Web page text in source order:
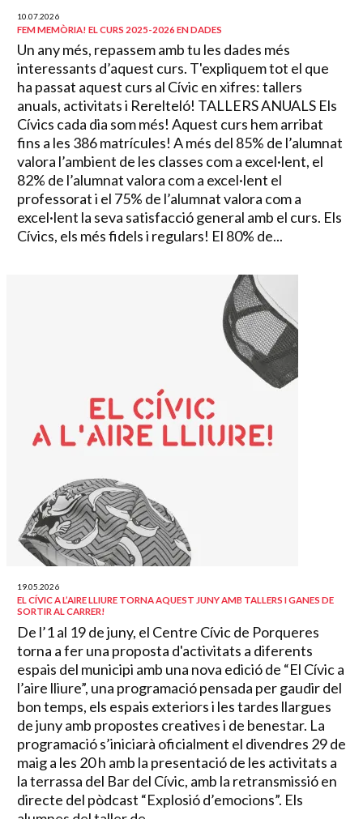
10.07.2026
FEM MEMÒRIA! EL CURS 2025-2026 EN DADES
Un any més, repassem amb tu les dades més
interessants d’aquest curs. T'expliquem tot el que
ha passat aquest curs al Cívic en xifres: tallers
anuals, activitats i Rerelteló! TALLERS ANUALS Els
Cívics cada dia som més! Aquest curs hem arribat
fins a les 386 matrícules! A més del 85% de l’alumnat
valora l’ambient de les classes com a excel·lent, el
82% de l’alumnat valora com a excel·lent el
professorat i el 75% de l’alumnat valora com a
excel·lent la seva satisfacció general amb el curs. Els
Cívics, els més fidels i regulars! El 80% de...
19.05.2026
EL CÍVIC A L’AIRE LLIURE TORNA AQUEST JUNY AMB TALLERS I GANES DE
SORTIR AL CARRER!
De l’1 al 19 de juny, el Centre Cívic de Porqueres
torna a fer una proposta d'activitats a diferents
espais del municipi amb una nova edició de “El Cívic a
l’aire lliure”, una programació pensada per gaudir del
bon temps, els espais exteriors i les tardes llargues
de juny amb propostes creatives i de benestar. La
programació s’iniciarà oficialment el divendres 29 de
maig a les 20 h amb la presentació de les activitats a
la terrassa del Bar del Cívic, amb la retransmissió en
directe del pòdcast “Explosió d’emocions”. Els